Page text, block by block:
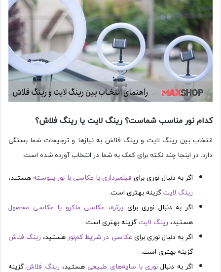
کدام نور مناسب شماست؟ رینگ لایت یا رینگ فلاش؟
انتخاب بین رینگ لایت و رینگ فلاش به نیازها و ترجیحات شما بستگی
دارد. در اینجا چند نکته برای کمک به شما در انتخاب آورده شده است:
اگر به دنبال نوری برای فیلمبرداری یا عکاسی با نور پیوستههستید،
رینگ لایت گزینه بهتری است.
اگر به دنبال نوری برای پرتره، عکاسی ماکرو یا عکاسی محصول
هستید، رینگ لایت گزینه بهتری است.
اگر به دنبال نوری برای عکاسی در شرایط کم‌نور هستید، رینگ فلاش
گزینه بهتری است.
اگر به دنبالنوری با سایه‌های طبیعیهستید، رینگ فلاشگزینه